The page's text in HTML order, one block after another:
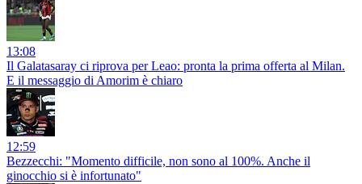
13:08
Il Galatasaray ci riprova per Leao: pronta la prima offerta al Milan.
E il messaggio di Amorim è chiaro
12:59
Bezzecchi: "Momento difficile, non sono al 100%. Anche il
ginocchio si è infortunato"